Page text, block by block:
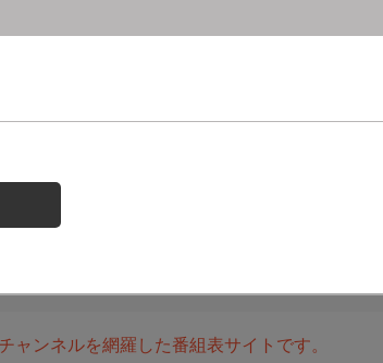
ャンネルを網羅した番組表サイトです。